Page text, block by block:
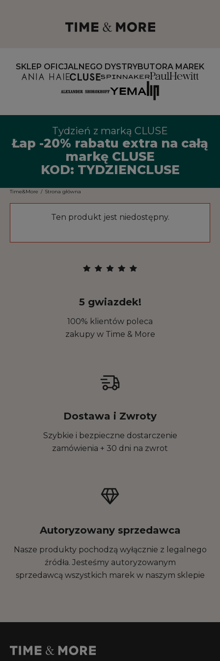
SKLEP OFICJALNEGO DYSTRYBUTORA MAREK
Tydzień z marką CLUSE
Łap -20% rabatu extra na całą
markę CLUSE
KOD: TYDZIENCLUSE
Time&More / Strona główna
Ten produkt jest niedostępny.
5 gwiazdek!
100% klientów poleca
zakupy w Time & More
Dostawa i Zwroty
Szybkie i bezpieczne dostarczenie
zamówienia + 30 dni na zwrot
Autoryzowany sprzedawca
Nasze produkty pochodzą wyłącznie z legalnego
źródła. Jesteśmy autoryzowanym
sprzedawcą wszystkich marek w naszym sklepie